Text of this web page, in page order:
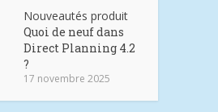
Nouveautés produit
Quoi de neuf dans
Direct Planning 4.2
?
17 novembre 2025